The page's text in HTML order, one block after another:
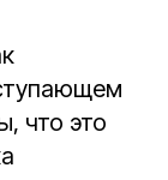
что это